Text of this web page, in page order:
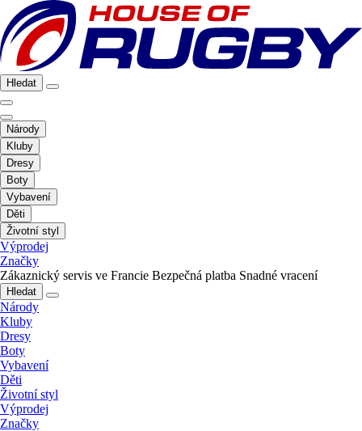
Hledat
Národy
Kluby
Dresy
Boty
Vybavení
Děti
Životní styl
Výprodej
Značky
Zákaznický servis ve Francie Bezpečná platba Snadné vracení
Hledat
Národy
Kluby
Dresy
Boty
Vybavení
Děti
Životní styl
Výprodej
Značky